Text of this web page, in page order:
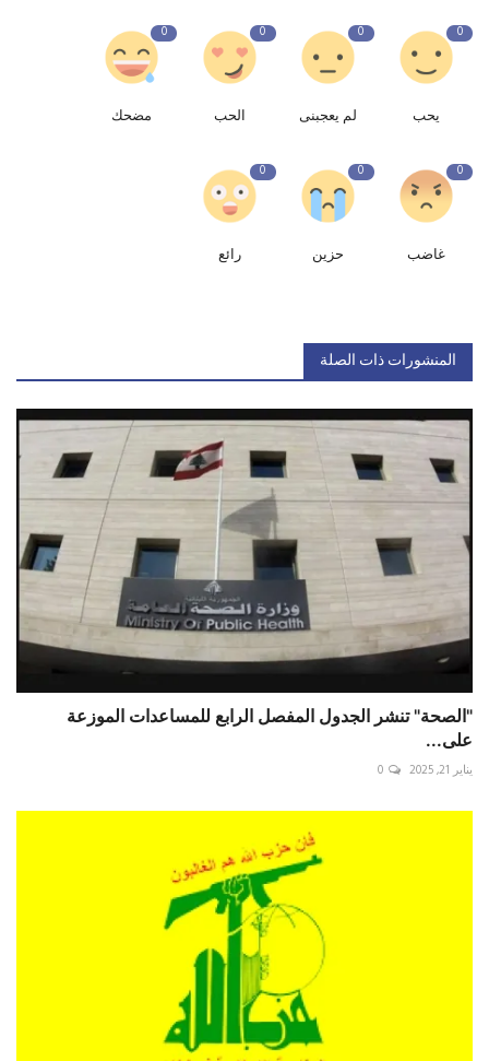
0
يحب
0
لم يعجبنى
0
الحب
0
مضحك
0
غاضب
0
حزين
0
رائع
المنشورات ذات الصلة
"الصحة" تنشر الجدول المفصل الرابع للمساعدات الموزعة
على...
يناير 21, 2025 0